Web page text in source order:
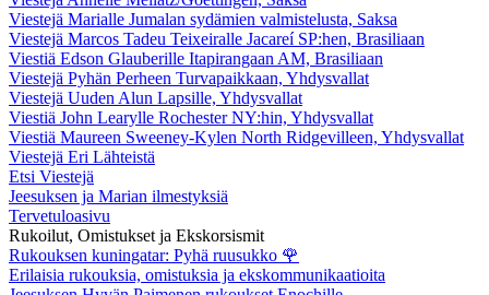
Viestejä Marialle Jumalan sydämien valmistelusta, Saksa
Viestejä Marcos Tadeu Teixeiralle Jacareí SP:hen, Brasiliaan
Viestiä Edson Glauberille Itapirangaan AM, Brasiliaan
Viestejä Pyhän Perheen Turvapaikkaan, Yhdysvallat
Viestejä Uuden Alun Lapsille, Yhdysvallat
Viestiä John Learylle Rochester NY:hin, Yhdysvallat
Viestiä Maureen Sweeney-Kylen North Ridgevilleen, Yhdysvallat
Viestejä Eri Lähteistä
Etsi Viestejä
Jeesuksen ja Marian ilmestyksiä
Tervetuloasivu
Rukoilut, Omistukset ja Ekskorsismit
Rukouksen kuningatar: Pyhä ruusukko 🌹
Erilaisia rukouksia, omistuksia ja ekskommunikaatioita